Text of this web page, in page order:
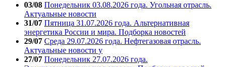
03/08 Понедельник 03.08.2026 года. Угольная отрасль.
Актуальные новости
31/07 Пятница 31.07.2026 года. Альтернативная
энергетика России и мира. Подборка новостей
29/07 Среда 29.07.2026 года. Нефтегазовая отрасль.
Актуальные новости у
27/07 Понедельник 27.07.2026 года.